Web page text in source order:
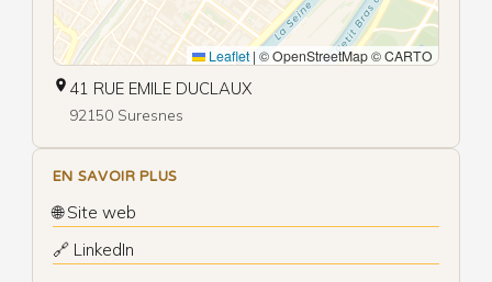
Leaflet | © OpenStreetMap © CARTO
41 RUE EMILE DUCLAUX
92150 Suresnes
EN SAVOIR PLUS
🌐 Site web
🔗 LinkedIn